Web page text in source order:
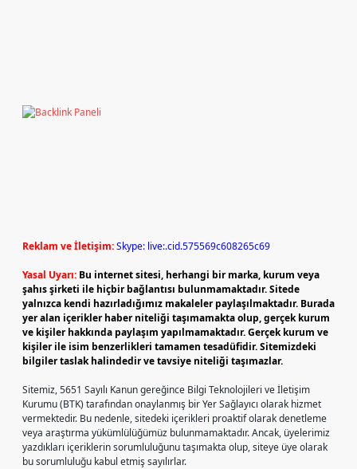
Reklam ve İletişim:Skype: live:.cid.575569c608265c69
Yasal Uyarı: Bu internet sitesi, herhangi bir marka, kurum veya
şahıs şirketi ile hiçbir bağlantısı bulunmamaktadır. Sitede
yalnızca kendi hazırladığımız makaleler paylaşılmaktadır. Burada
yer alan içerikler haber niteliği taşımamakta olup, gerçek kurum
ve kişiler hakkında paylaşım yapılmamaktadır. Gerçek kurum ve
kişiler ile isim benzerlikleri tamamen tesadüfidir. Sitemizdeki
bilgiler taslak halindedir ve tavsiye niteliği taşımazlar.
Sitemiz, 5651 Sayılı Kanun gereğince Bilgi Teknolojileri ve İletişim
Kurumu (BTK) tarafından onaylanmış bir Yer Sağlayıcı olarak hizmet
vermektedir. Bu nedenle, sitedeki içerikleri proaktif olarak denetleme
veya araştırma yükümlülüğümüz bulunmamaktadır. Ancak, üyelerimiz
yazdıkları içeriklerin sorumluluğunu taşımakta olup, siteye üye olarak
bu sorumluluğu kabul etmiş sayılırlar.